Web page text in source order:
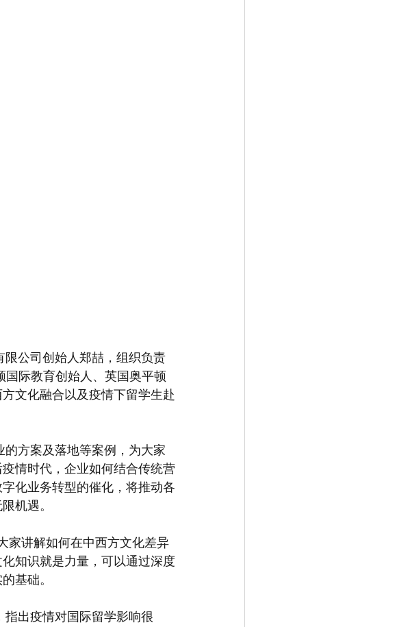
国际教育创始人、英国奥平顿
文化融合以及疫情下留学生赴
情时代，企业如何结合传统营
化业务转型的催化，将推动各
机遇。
知识就是力量，可以通过深度
基础。